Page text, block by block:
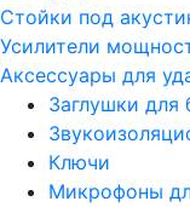
Стойки под
Усилители
Аксессуары для
Заглушки для
Ключи
Микрофоны